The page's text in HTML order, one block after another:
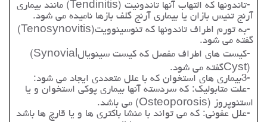
-تاندونها که التهاب آنها تاندونیت (Tendinitis)مانند بیماری
آرنج تنیس بازان یا بیماری آرنج گلف بازها نامیده می شود.
-به تورم اطراف تاندونها که تنوسینوویت(Tenosynovitis)
گفته می شود.
-کیست های اطراف مفصل که کیست سینویال(Synovial
Cyst)گفته می شود.
3-بیماری های استخوان که با علل متعددی ایجاد می شود:
-علت متابولیک: که سردسته آنها بیماری پوکی استخوان و یا
استئوپروز (Osteoporosis)می باشد.
-علل عفونی: که می تواند با منشا باکتری ها و یا قارچ ها باشد